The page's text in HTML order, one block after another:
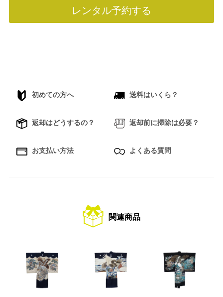
レンタル予約する
初めての方へ 送料はいくら？
返却はどうするの？ 返却前に掃除は必要？
お支払い方法 よくある質問
関連商品